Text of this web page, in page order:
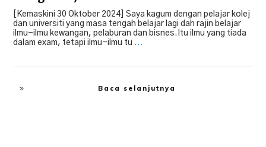
[Kemaskini 30 Oktober 2024] Saya kagum dengan pelajar kolej
dan universiti yang masa tengah belajar lagi dah rajin belajar
ilmu-ilmu kewangan, pelaburan dan bisnes.Itu ilmu yang tiada
dalam exam, tetapi ilmu-ilmu tu ...
Baca selanjutnya